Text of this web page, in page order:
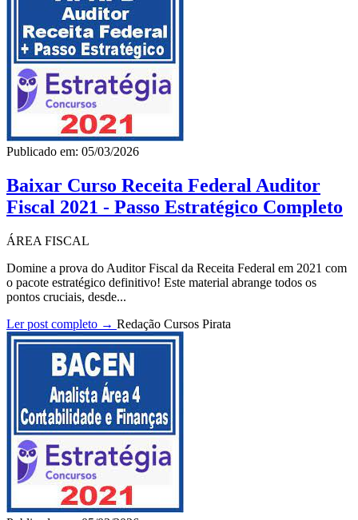
Publicado em: 05/03/2026
Baixar Curso Receita Federal Auditor
Fiscal 2021 - Passo Estratégico Completo
ÁREA FISCAL
Domine a prova do Auditor Fiscal da Receita Federal em 2021 com
o pacote estratégico definitivo! Este material abrange todos os
pontos cruciais, desde...
Ler post completo → Redação Cursos Pirata